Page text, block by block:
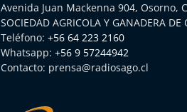
Avenida Juan Mackenna 904, Osorno,
SOCIEDAD AGRICOLA Y GANADERA DE
Teléfono: +56 64 223 2160
Whatsapp: +56 9 57244942
Contacto: prensa@radiosago.cl